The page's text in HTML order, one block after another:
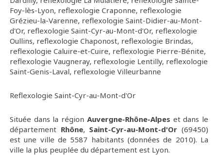
Foy-lès-Lyon, reflexologie Craponne, reflexologie
Grézieu-la-Varenne, reflexologie Saint-Didier-au-Mont-
d'Or, reflexologie Saint-Cyr-au-Mont-d'Or, reflexologie
Oullins, reflexologie Chaponost, reflexologie Brindas,
reflexologie Caluire-et-Cuire, reflexologie Pierre-Bénite,
reflexologie Vaugneray, reflexologie Lentilly, reflexologie
Saint-Genis-Laval, reflexologie Villeurbanne
Reflexologie Saint-Cyr-au-Mont-d'Or
Située dans la région Auvergne-Rhône-Alpes et dans le
département Rhône, Saint-Cyr-au-Mont-d'Or (69450)
est une ville de 5587 habitants (données de 2010). La
ville la plus peuplée du département est Lyon.